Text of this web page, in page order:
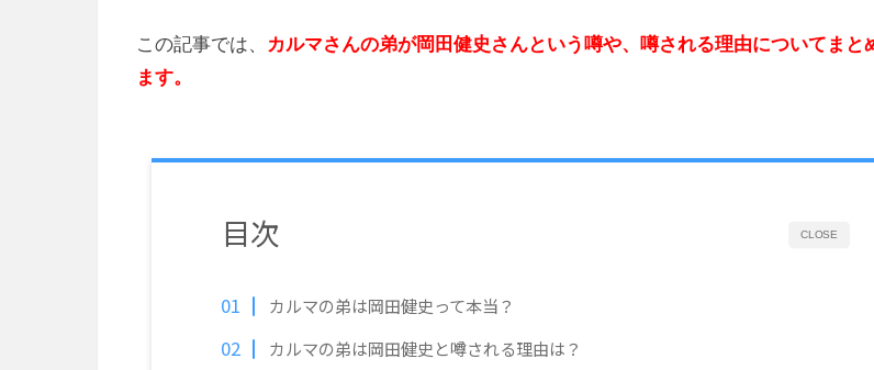
この記事では、 カルマさんの弟が岡田健史さんという噂や、噂される理由についてまと
ます。
CLOSE
目次
カルマの弟は岡田健史って本当？
カルマの弟は岡田健史と噂される理由は？